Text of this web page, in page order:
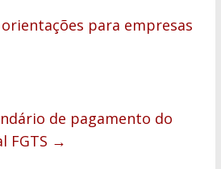
para empresas
de pagamento do
FGTS →